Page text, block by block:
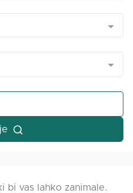
bi vas lahko zanimale.